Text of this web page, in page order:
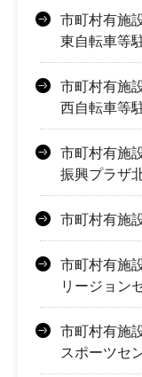
市町村有施
東自転車等
市町村有施
西自転車等
市町村有施
振興プラザ
市町村有施
市町村有施
リージョン
市町村有施
スポーツセ